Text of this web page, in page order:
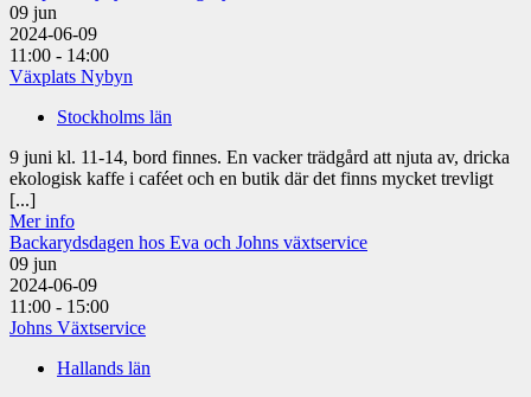
09 jun
2024-06-09
11:00 - 14:00
Växplats Nybyn
Stockholms län
9 juni kl. 11-14, bord finnes. En vacker trädgård att njuta av, dricka
ekologisk kaffe i caféet och en butik där det finns mycket trevligt
[...]
Mer info
Backarydsdagen hos Eva och Johns växtservice
09 jun
2024-06-09
11:00 - 15:00
Johns Växtservice
Hallands län